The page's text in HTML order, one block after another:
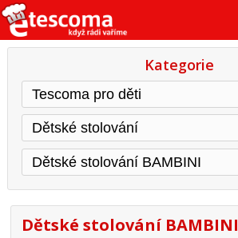
Kategorie
Dětské stolování BAMBINI